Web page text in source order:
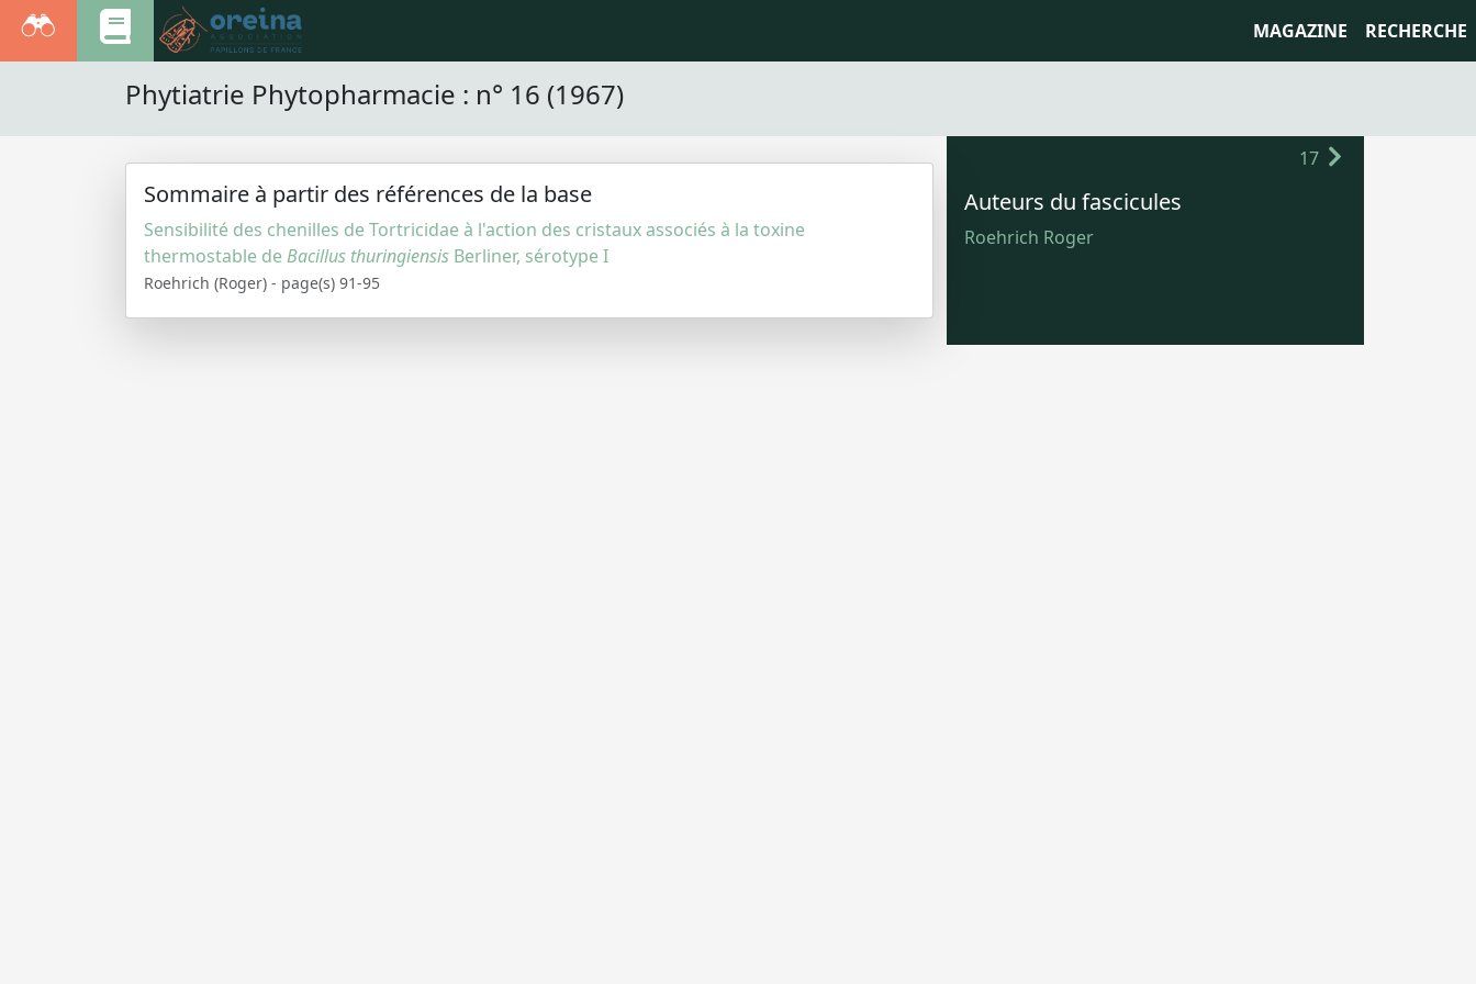
MAGAZINE RECHERCHE
Phytiatrie Phytopharmacie : n° 16 (1967)
Sommaire à partir des références de la base
Sensibilité des chenilles de Tortricidae à l'action des cristaux associés à la toxine
thermostable deBacillus thuringiensis Berliner, sérotype I
Roehrich (Roger) - page(s) 91-95
17
Auteurs du fascicules
Roehrich Roger